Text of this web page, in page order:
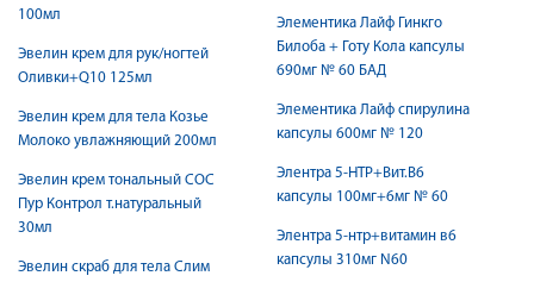
100мл
Эвелин крем для рук/ногтей
Оливки+Q10 125мл
Эвелин крем для тела Козье
Молоко увлажняющий 200мл
Эвелин крем тональный СОС
Пур Контрол т.натуральный
30мл
Эвелин скраб для тела Слим
Элементика Лайф Гинкго
Билоба + Готу Кола капсулы
690мг № 60 БАД
Элементика Лайф спирулина
капсулы 600мг № 120
Элентра 5-НТР+Вит.В6
капсулы 100мг+6мг № 60
Элентра 5-нтр+витамин в6
капсулы 310мг N60